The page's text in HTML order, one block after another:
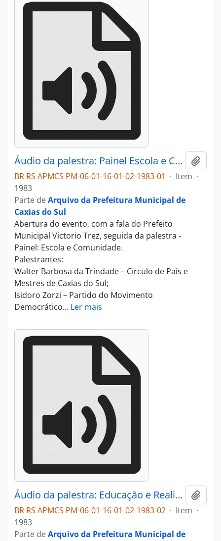
Áudio da palestra: Painel Escola e Comunidade - I Simpósio Municipal de Educação - 1983
BR RS APMCS PM-06-01-16-01-02-1983-01 · Item ·
1983
Parte deArquivo da Prefeitura Municipal de
Caxias do Sul
Abertura do evento, com a fala do Prefeito
Municipal Victorio Trez, seguida da palestra -
Painel: Escola e Comunidade.
Palestrantes:
Walter Barbosa da Trindade – Círculo de Pais e
Mestres de Caxias do Sul;
Isidoro Zorzi – Partido do Movimento
Democrático… Ler mais
Áudio da palestra: Educação e Realidade Social - I Simpósio Municipal de Educação - 1983
BR RS APMCS PM-06-01-16-01-02-1983-02 · Item ·
1983
Parte deArquivo da Prefeitura Municipal de